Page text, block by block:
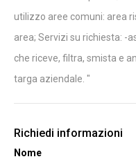
utilizzo aree comuni: area
area; Servizi su richiesta: -
che riceve, filtra, smista e
targa aziendale. "
Richiedi informazioni
Nome